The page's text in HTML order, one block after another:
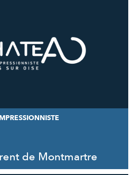
de Montmartre